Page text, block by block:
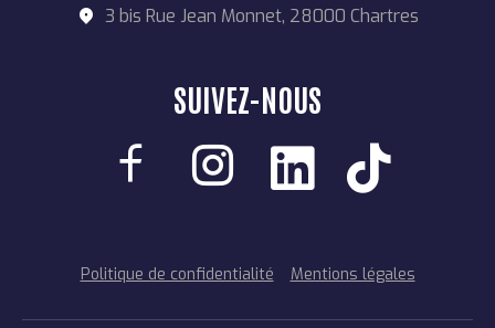
3 bis Rue Jean Monnet, 28000 Chartres
SUIVEZ-NOUS
Politique de confidentialité Mentions légales